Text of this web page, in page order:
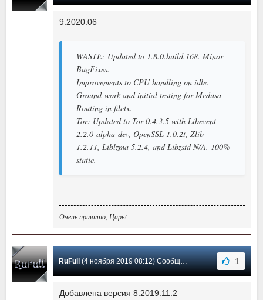
9.2020.06
WASTE: Updated to 1.8.0.build.168. Minor
BugFixes.
Improvements to CPU handling on idle.
Ground-work and initial testing for Medusa-
Routing in filetx.
Tor: Updated to Tor 0.4.3.5 with Libevent
2.2.0-alpha-dev, OpenSSL 1.0.2t, Zlib
1.2.11, Liblzma 5.2.4, and Libzstd N/A. 100%
static.
Очень приятно, Царь!
RuFull(4 ноября 2019 08:12) Сообщение #31 1
Добавлена версия 8.2019.11.2